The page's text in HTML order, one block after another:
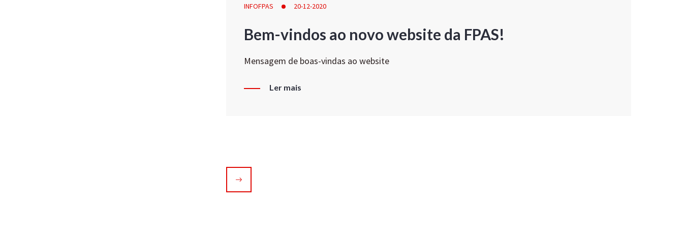
INFOFPAS 20-12-2020
Bem-vindos ao novo website da FPAS!
Mensagem de boas-vindas ao website
Ler mais